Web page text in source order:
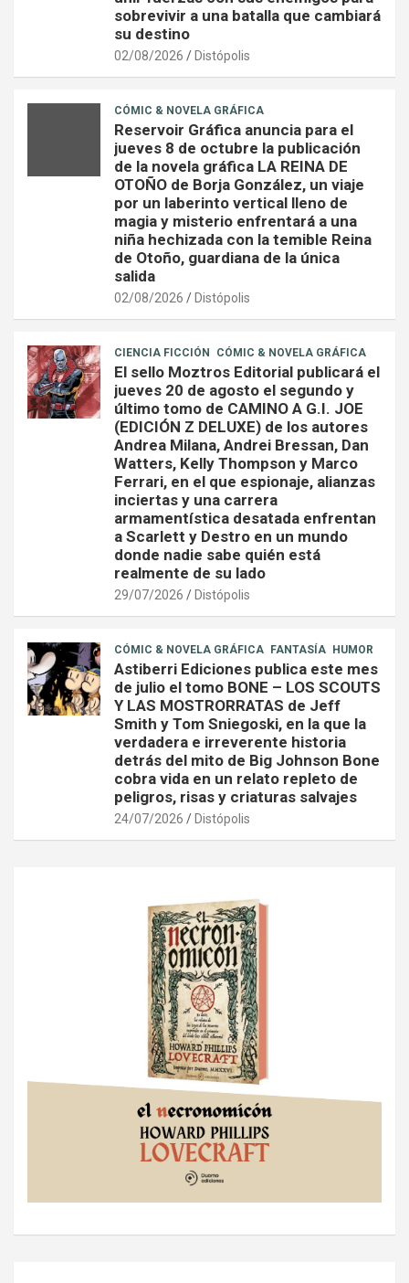
sobrevivir a una batalla que cambiará
su destino
02/08/2026 Distópolis
CÓMIC & NOVELA GRÁFICA
Reservoir Gráfica anuncia para el
jueves 8 de octubre la publicación
de la novela gráfica LA REINA DE
OTOÑO de Borja González, un viaje
por un laberinto vertical lleno de
magia y misterio enfrentará a una
niña hechizada con la temible Reina
de Otoño, guardiana de la única
salida
02/08/2026 Distópolis
CIENCIA FICCIÓN CÓMIC & NOVELA GRÁFICA
El sello Moztros Editorial publicará el
jueves 20 de agosto el segundo y
último tomo de CAMINO A G.I. JOE
(EDICIÓN Z DELUXE) de los autores
Andrea Milana, Andrei Bressan, Dan
Watters, Kelly Thompson y Marco
Ferrari, en el que espionaje, alianzas
inciertas y una carrera
armamentística desatada enfrentan
a Scarlett y Destro en un mundo
donde nadie sabe quién está
realmente de su lado
29/07/2026 Distópolis
CÓMIC & NOVELA GRÁFICA FANTASÍA HUMOR
Astiberri Ediciones publica este mes
de julio el tomo BONE – LOS SCOUTS
Y LAS MOSTRORRATAS de Jeff
Smith y Tom Sniegoski, en la que la
verdadera e irreverente historia
detrás del mito de Big Johnson Bone
cobra vida en un relato repleto de
peligros, risas y criaturas salvajes
24/07/2026 Distópolis